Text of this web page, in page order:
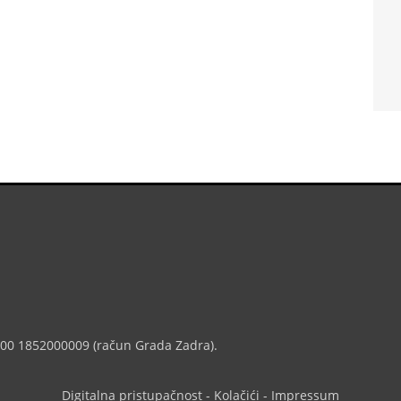
1852000009 (račun Grada Zadra).
Digitalna pristupačnost - Kolačići - Impressum